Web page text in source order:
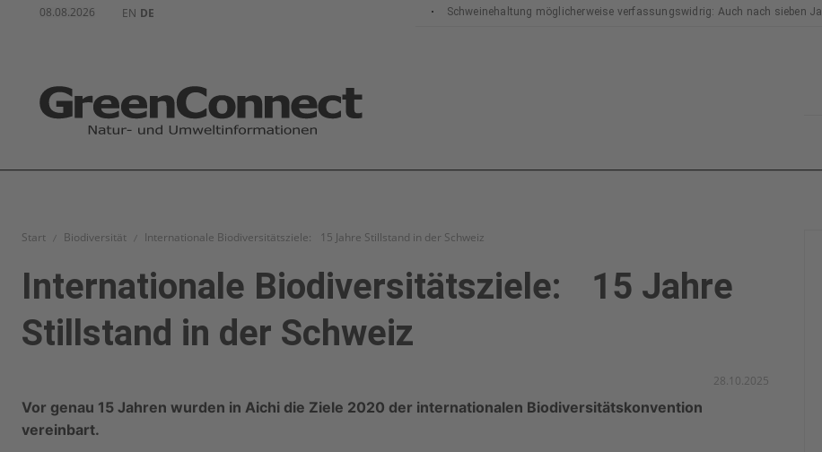
08.08.2026 EN DE
Schweinehaltung möglicherweise verfassungswidrig: Auch nach sieben
Start Biodiversität Internationale Biodiversitätsziele: 15 Jahre Stillstand in der Schweiz
Internationale Biodiversitätsziele: 15 Jahre
Stillstand in der Schweiz
28.10.2025
Vor genau 15 Jahren wurden in Aichi die Ziele 2020 der internationalen Biodiversitätskonvention
vereinbart.